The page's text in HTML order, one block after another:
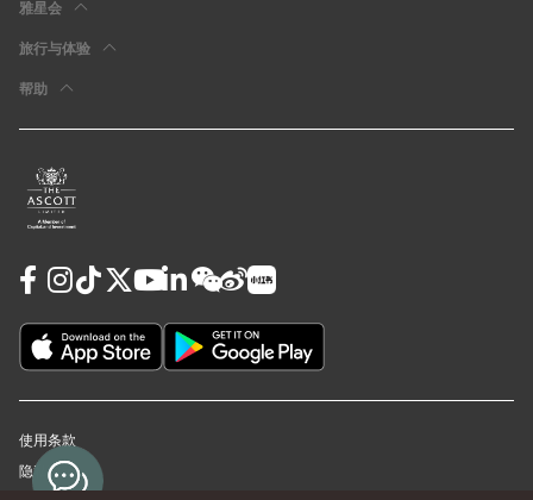
雅星会
旅行与体验
帮助
使用条款
隐私政策